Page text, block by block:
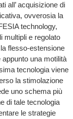
all’ acquisizione di
ovverosia la
technology,
multipli e regolato
flesso-estensione
una motilità
tecnologia viene
la stimolazione
uno schema più
di tale tecnologia
le strategie